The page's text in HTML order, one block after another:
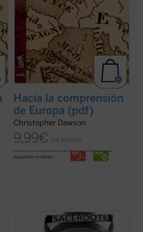
Hacia la comprensión
de Europa (pdf)
Christopher Dawson
9,99€ IVA incluido
disponible en ebook:
«Cuando entré en el hospital, el 2 de abril,
se alcanzaba el pico de fallecidos en un